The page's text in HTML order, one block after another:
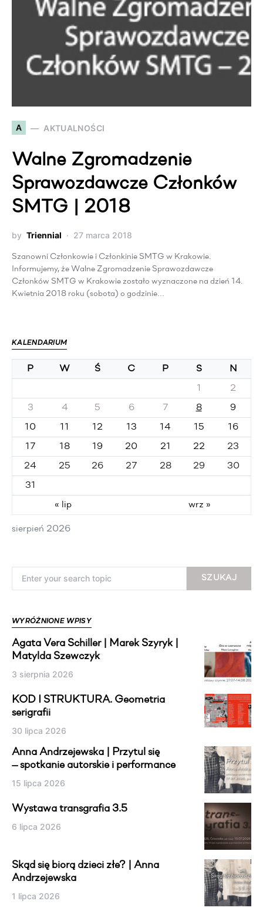
A AKTUALNOŚCI
Walne Zgromadzenie
Sprawozdawcze Członków
SMTG | 2018
by Triennial 27 marca 2018
Szanowni Członkowie i Członkinie SMTG w Krakowie.
Informujemy, że Walne Zgromadzenie Sprawozdawcze
Członków SMTG w Krakowie zostało wyznaczone na dzień 14.
Kwietnia 2018 roku (sobota) o godzinie…
KALENDARIUM
sierpień 2026
P W Ś C P S N
1 2
3 4 5 6 7 8 9
10 11 12 13 14 15 16
17 18 19 20 21 22 23
24 25 26 27 28 29 30
31
« lip wrz »
SZUKAJ
WYRÓŻNIONE WPISY
Agata Vera Schiller | Marek Szyryk |
Matylda Szewczyk
3 sierpnia 2026
KOD I STRUKTURA. Geometria
serigrafii
30 lipca 2026
Anna Andrzejewska | Przytul się
— spotkanie autorskie i performance
15 lipca 2026
Wystawa transgrafia 3.5
6 lipca 2026
Skąd się biorą dzieci złe? | Anna
Andrzejewska
1 lipca 2026